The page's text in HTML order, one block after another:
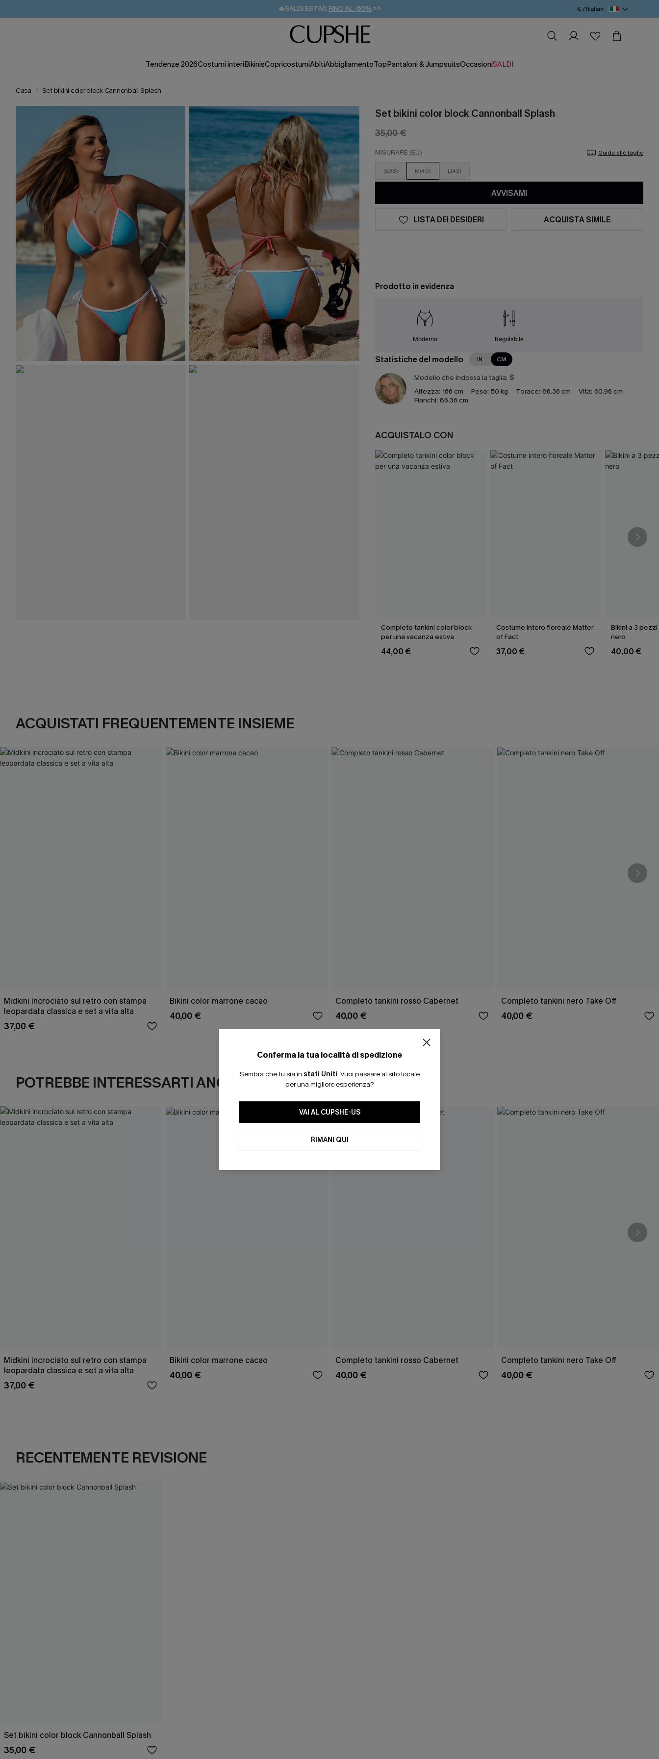
🔥SALDI ESTIVI: FINO AL -50% >>
🚚SPEDIZIONE GRATUITA DA 49€
💌REGALO PER I NUOVI: 20% DI SCONTO*
€ / Italian
Tendenze 2026Costumi interiBikinisCopricostumiAbitiAbbigliamentoTopPantaloni & JumpsuitsOccasioniSALDI
Casa Set bikini color block Cannonball Splash
Set bikini color block Cannonball Splash
35,00 €
MISURARE (EU) Guida alle taglie
S(38) M(40) L(42)
AVVISAMI
LISTA DEI DESIDERI ACQUISTA SIMILE
Prodotto in evidenza
Moderno Regolabile
Statistiche del modello IN CM
Modello che indossa la taglia: S
Altezza: 166 cm Peso: 50 kg Torace: 86.36 cm Vita: 60.96 cm
Fianchi: 86.36 cm
ACQUISTALO CON
Completo tankini color block
per una vacanza estiva
44,00 €
Costume intero floreale Matter
of Fact
37,00 €
Bikini a 3
nero
40,00 €
ACQUISTATI FREQUENTEMENTE INSIEME
Midkini incrociato sul retro con stampa
leopardata classica e set a vita alta
37,00 €
Bikini color marrone cacao
40,00 €
Completo tankini rosso Cabernet
40,00 €
Completo tankini nero Take Off
40,00 €
POTREBBE INTERESSARTI ANCHE
Midkini incrociato sul retro con stampa
leopardata classica e set a vita alta
37,00 €
Bikini color marrone cacao
40,00 €
Completo tankini rosso Cabernet
40,00 €
Completo tankini nero Take Off
40,00 €
RECENTEMENTE REVISIONE
Set bikini color block Cannonball Splash
35,00 €
Conferma la tua località di spedizione
Sembra che tu sia in stati Uniti. Vuoi passare al sito locale
per una migliore esperienza?
VAI AL CUPSHE-US
RIMANI QUI